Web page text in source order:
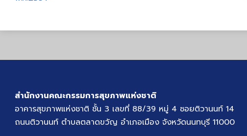
สำนักงานคณะกรรมการสุขภาพแห่งชาติ
อาคารสุขภาพแห่งชาติ ชั้น 3 เลขที่ 88/39 หมู่ 4 ซอยติวานนท์ 14
ถนนติวานนท์ ตำบลตลาดขวัญ อำเภอเมือง จังหวัดนนทบุรี 11000